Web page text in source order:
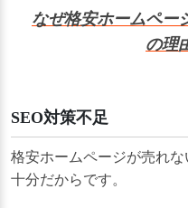
なぜ格安ホームペー
の理
SEO対策不足
格安ホームページが売れ
十分だからです。